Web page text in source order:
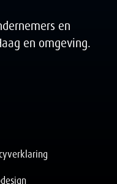
en
en omgeving.